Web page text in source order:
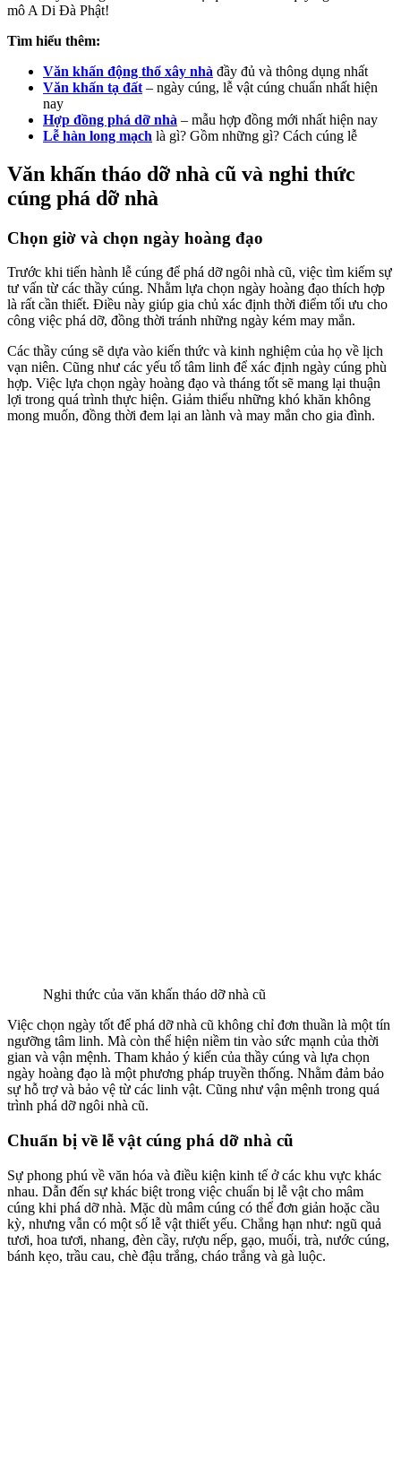
mô A Di Đà Phật!
Tìm hiểu thêm:
Văn khấn động thổ xây nhà đầy đủ và thông dụng nhất
Văn khấn tạ đất – ngày cúng, lễ vật cúng chuẩn nhất hiện
nay
Hợp đồng phá dỡ nhà – mẫu hợp đồng mới nhất hiện nay
Lễ hàn long mạch là gì? Gồm những gì? Cách cúng lễ
Văn khấn tháo dỡ nhà cũ và nghi thức
cúng phá dỡ nhà
Chọn giờ và chọn ngày hoàng đạo
Trước khi tiến hành lễ cúng để phá dỡ ngôi nhà cũ, việc tìm kiếm sự
tư vấn từ các thầy cúng. Nhằm lựa chọn ngày hoàng đạo thích hợp
là rất cần thiết. Điều này giúp gia chủ xác định thời điểm tối ưu cho
công việc phá dỡ, đồng thời tránh những ngày kém may mắn.
Các thầy cúng sẽ dựa vào kiến thức và kinh nghiệm của họ về lịch
vạn niên. Cũng như các yếu tố tâm linh để xác định ngày cúng phù
hợp. Việc lựa chọn ngày hoàng đạo và tháng tốt sẽ mang lại thuận
lợi trong quá trình thực hiện. Giảm thiểu những khó khăn không
mong muốn, đồng thời đem lại an lành và may mắn cho gia đình.
Nghi thức của văn khấn tháo dỡ nhà cũ
Việc chọn ngày tốt để phá dỡ nhà cũ không chỉ đơn thuần là một tín
ngưỡng tâm linh. Mà còn thể hiện niềm tin vào sức mạnh của thời
gian và vận mệnh. Tham khảo ý kiến của thầy cúng và lựa chọn
ngày hoàng đạo là một phương pháp truyền thống. Nhằm đảm bảo
sự hỗ trợ và bảo vệ từ các linh vật. Cũng như vận mệnh trong quá
trình phá dỡ ngôi nhà cũ.
Chuẩn bị về lễ vật cúng phá dỡ nhà cũ
Sự phong phú về văn hóa và điều kiện kinh tế ở các khu vực khác
nhau. Dẫn đến sự khác biệt trong việc chuẩn bị lễ vật cho mâm
cúng khi phá dỡ nhà. Mặc dù mâm cúng có thể đơn giản hoặc cầu
kỳ, nhưng vẫn có một số lễ vật thiết yếu. Chẳng hạn như: ngũ quả
tươi, hoa tươi, nhang, đèn cầy, rượu nếp, gạo, muối, trà, nước cúng,
bánh kẹo, trầu cau, chè đậu trắng, cháo trắng và gà luộc.